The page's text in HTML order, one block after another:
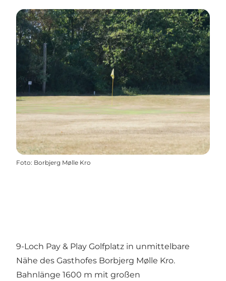
Foto: Borbjerg Mølle Kro
9-Loch Pay & Play Golfplatz in unmittelbare
Nähe des Gasthofes Borbjerg Mølle Kro.
Bahnlänge 1600 m mit großen